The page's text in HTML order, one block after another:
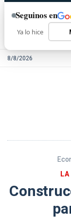
8/8/2026
Seguinos en
Ya lo hice